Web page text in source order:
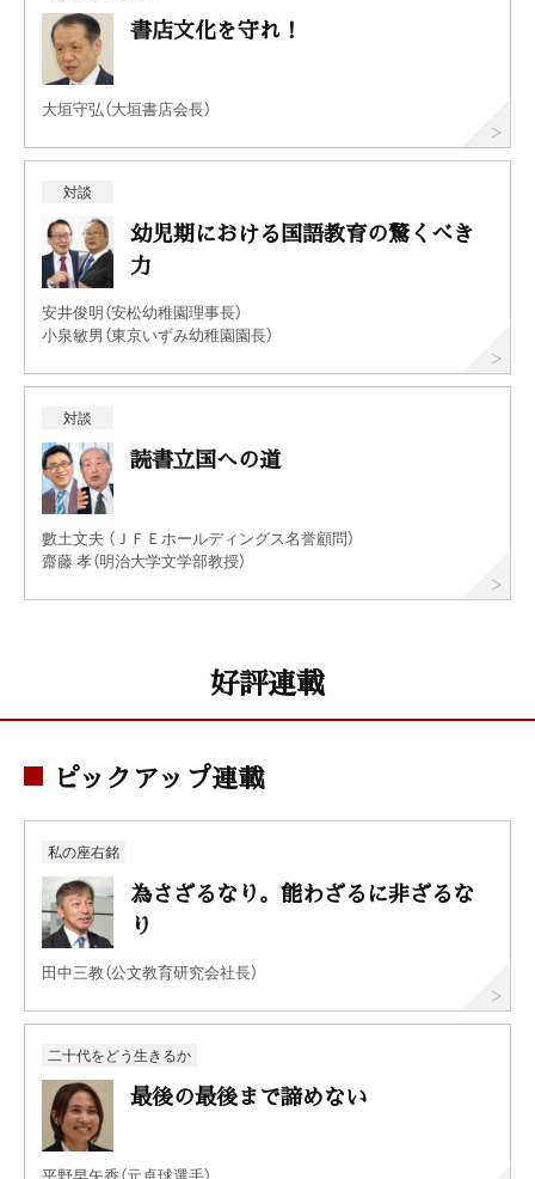
書店文化を守れ！
大垣守弘（大垣書店会長）
対談
幼児期における国語教育の驚くべき
力
安井俊明（安松幼稚園理事長）
小泉敏男（東京いずみ幼稚園園長）
対談
読書立国への道
數土文夫 （ＪＦＥホールディングス名誉顧問）
齋藤 孝（明治大学文学部教授）
好評連載
ピックアップ連載
私の座右銘
為さざるなり。能わざるに非ざるな
り
田中三教（公文教育研究会社長）
二十代をどう生きるか
最後の最後まで諦めない
平野早矢香（元卓球選手）